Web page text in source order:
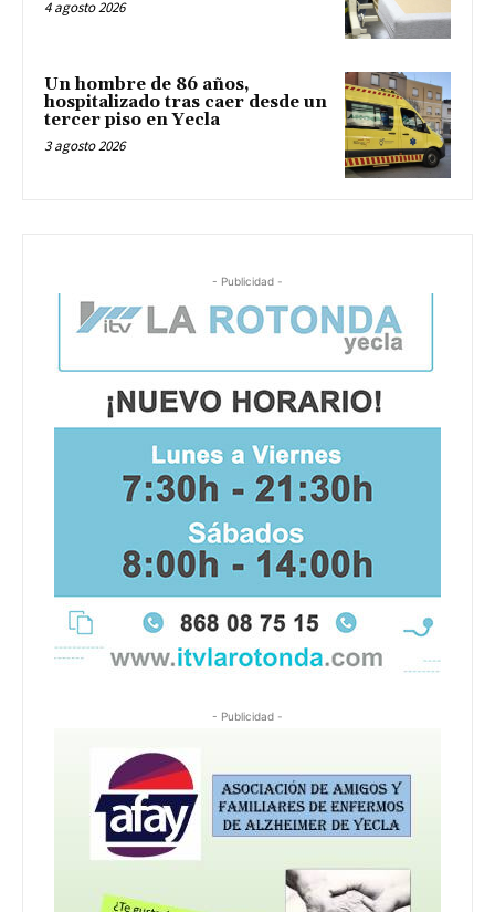
4 agosto 2026
Un hombre de 86 años,
hospitalizado tras caer desde un
tercer piso en Yecla
3 agosto 2026
- Publicidad -
- Publicidad -